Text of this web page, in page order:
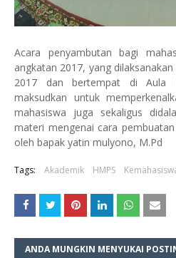
Acara penyambutan bagi
angkatan 2017, yang
2017 dan bertempat di Aula
maksudkan untuk
mahasiswa juga sekaligus
materi mengenai cara
oleh bapak yatin mulyono, M.Pd
Tags: Akademik HMPS
ANDA MUNGKIN MENYUKAI